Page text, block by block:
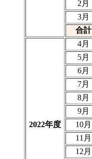
2月
3月
合計
2022年度
4月
5月
6月
7月
8月
9月
10月
11月
12月